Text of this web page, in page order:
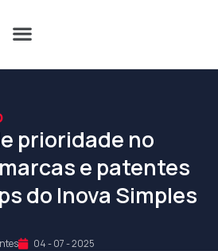
prioridade no
e patentes
do Inova Simples
04 - 07 - 2025